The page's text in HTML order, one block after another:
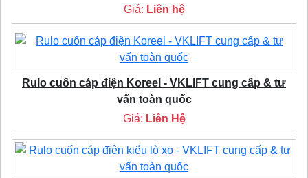
Giá: Liên hệ
Rulo cuốn cáp điện Koreel - VKLIFT cung cấp & tư
vấn toàn quốc
Giá: Liên Hệ